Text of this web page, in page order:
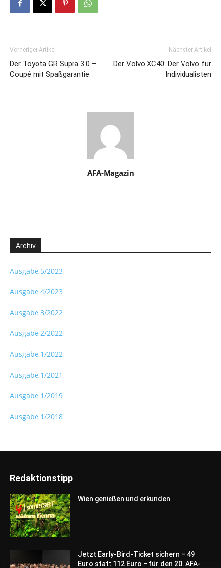
Vorheriger Artikel
Der Toyota GR Supra 3.0 –
Coupé mit Spaßgarantie
Nächster Artikel
Der Volvo XC40: Der Volvo für
Individualisten
AFA-Magazin
Archiv
Ausgabe 5/2023
Ausgabe 4/2023
Ausgabe 3/2022
Ausgabe 2/2022
Ausgabe 1/2022
Ausgabe 1/2021
Ausgabe 1/2019
Ausgabe 1/2018
Redaktionstipp
Wien genießen und erkunden
Jetzt Early-Bird-Ticket sichern – 49
Euro statt 112 Euro – für den 20. AFA-